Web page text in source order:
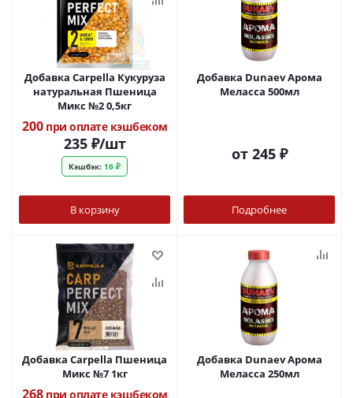
Добавка Carpella Кукуруза
натуральная Пшеница
Микс №2 0,5кг
200при оплате кэшбеком
235₽/шт
Кэшбэк: 16 ₽
В корзину
Добавка Dunaev Арома
Меласса 500мл
от 245 ₽
Подробнее
Добавка Carpella Пшеница
Микс №7 1кг
268при оплате кэшбеком
Добавка Dunaev Арома
Меласса 250мл